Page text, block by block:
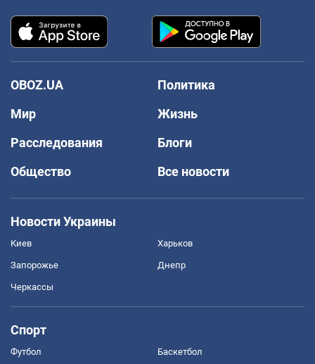
OBOZ.UA
Политика
Мир
Жизнь
Расследования
Блоги
Общество
Все новости
Новости Украины
Киев Харьков
Запорожье Днепр
Черкассы
Спорт
Футбол Баскетбол